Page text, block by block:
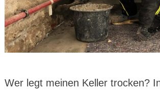
Wer legt meinen Keller trocken?